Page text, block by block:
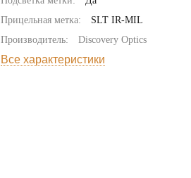
Прицельная метка:
SLT IR-MIL
Производитель:
Discovery Optics
Все характеристики